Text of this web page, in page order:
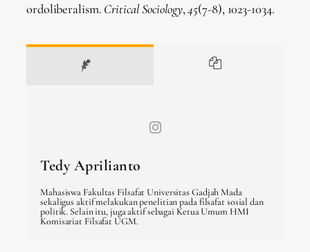
ordoliberalism. Critical Sociology,45(7-8), 1023-1034.
Tedy Aprilianto
Mahasiswa Fakultas Filsafat Universitas Gadjah Mada
sekaligus aktif melakukan penelitian pada filsafat sosial dan
politik. Selain itu, juga aktif sebagai Ketua Umum HMI
Komisariat Filsafat UGM.